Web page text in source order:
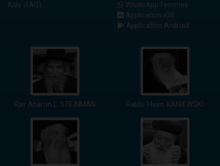
Aide (FAQ)
WhatsApp Femmes
Application iOS
Application Android
Rav Aharon L. STEINMAN Rabbi 'Haïm KANIEWSKI